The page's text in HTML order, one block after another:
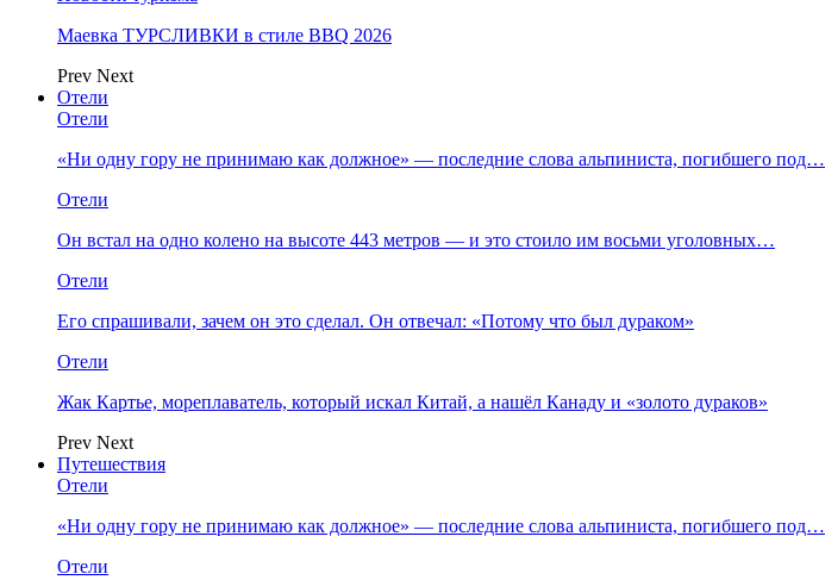
Маевка ТУРСЛИВКИ в стиле BBQ 2026
Prev Next
Отели
Отели
«Ни одну гору не принимаю как должное» — последние слова альпиниста, погибшего под…
Отели
Он встал на одно колено на высоте 443 метров — и это стоило им восьми уголовных…
Отели
Его спрашивали, зачем он это сделал. Он отвечал: «Потому что был дураком»
Отели
Жак Картье, мореплаватель, который искал Китай, а нашёл Канаду и «золото дураков»
Prev Next
Путешествия
Отели
«Ни одну гору не принимаю как должное» — последние слова альпиниста, погибшего под…
Отели